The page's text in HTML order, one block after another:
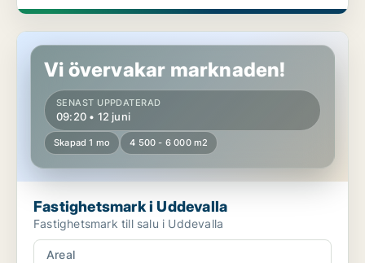
Fastighetsmark i Uddevalla
Vi övervakar marknaden!
SENAST UPPDATERAD
09:20 • 12 juni
Skapad 1 mo 4 500 - 6 000 m2
Fastighetsmark i Uddevalla
Fastighetsmark till salu i Uddevalla
Areal